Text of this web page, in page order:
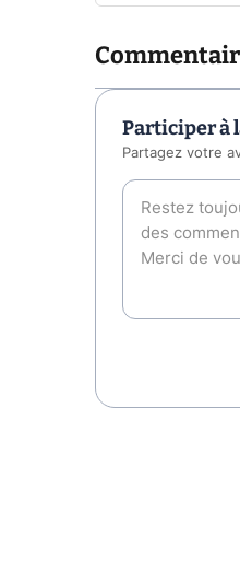
Participer à
Partagez votre